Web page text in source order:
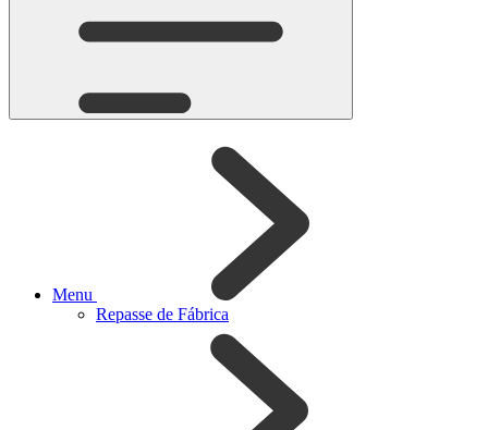
Menu
Repasse de Fábrica